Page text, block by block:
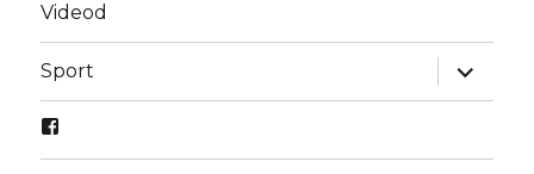
Videod
Sport
laienda